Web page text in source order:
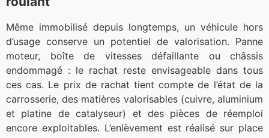
Même immobilisé depuis longtemps, un véhicule hors
d’usage conserve un potentiel de valorisation. Panne
moteur, boîte de vitesses défaillante ou châssis
endommagé : le rachat reste envisageable dans tous
ces cas. Le prix de rachat tient compte de l’état de la
carrosserie, des matières valorisables (cuivre, aluminium
et platine de catalyseur) et des pièces de réemploi
encore exploitables. L’enlèvement est réalisé sur place